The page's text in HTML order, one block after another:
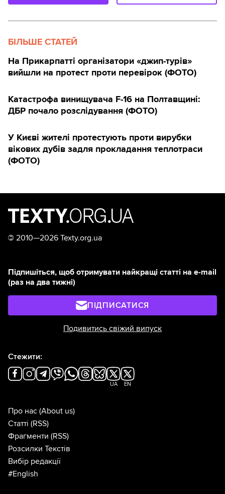
БІЛЬШЕ СТАТЕЙ
На Прикарпатті організатори «джип-турів»
вийшли на протест проти перевірок (ФОТО)
Катастрофа винищувача F-16 на Полтавщині:
ДБР почало розслідування (ФОТО)
У Києві жителі протестують проти вирубки
вікових дубів задля прокладання теплотраси
(ФОТО)
© 2010—2026 Texty.org.ua
Підпишіться, щоб отримувати найкращі статті на e-mail
(раз на два тижні)
ПІДПИСАТИСЯ
Подивитись свіжий випуск
Стежити:
UA EN
Про нас (About us)
Статті (RSS)
Фрагменти (RSS)
Розсилки Текстів
Вибір редакції
#English